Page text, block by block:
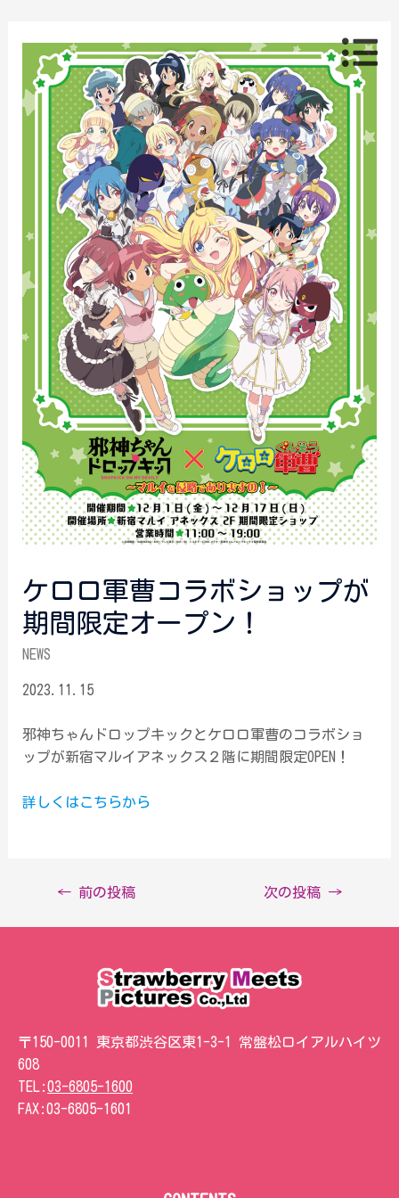
ケロロ軍曹コラボショップが
期間限定オープン！
NEWS
2023.11.15
邪神ちゃんドロップキックとケロロ軍曹のコラボショ
ップが新宿マルイアネックス２階に期間限定OPEN！
詳しくはこちらから
←前の投稿 次の投稿 →
〒150-0011 東京都渋谷区東1-3-1 常盤松ロイアルハイツ
608
TEL:03-6805-1600
FAX:03-6805-1601